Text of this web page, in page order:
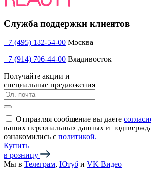
Служба поддержки клиентов
+7 (495) 182-54-00 Москва
+7 (914) 706-44-00 Владивосток
Получайте акции и
специальные предложения
Отправляя сообщение вы даете
ваших персональных данных и
ознакомились с политикой.
Купить
в розницу
Мы в Телеграм, Ютуб и VK Видео